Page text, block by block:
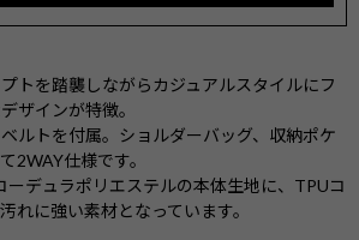
トを踏襲しながらカジュアルスタイルにフ
ザインが特徴。
ルトを付属。ショルダーバッグ、収納ポケ
2WAY仕様です。
ーデュラポリエステルの本体生地に、TPUコ
れに強い素材となっています。